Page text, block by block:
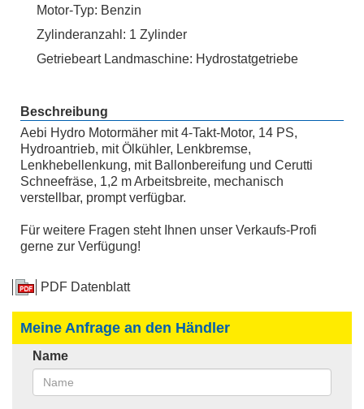
Motor-Typ: Benzin
Zylinderanzahl: 1 Zylinder
Getriebeart Landmaschine: Hydrostatgetriebe
Beschreibung
Aebi Hydro Motormäher mit 4-Takt-Motor, 14 PS,
Hydroantrieb, mit Ölkühler, Lenkbremse,
Lenkhebellenkung, mit Ballonbereifung und Cerutti
Schneefräse, 1,2 m Arbeitsbreite, mechanisch
verstellbar, prompt verfügbar.
Für weitere Fragen steht Ihnen unser Verkaufs-Profi
gerne zur Verfügung!
PDF Datenblatt
Meine Anfrage an den Händler
Name